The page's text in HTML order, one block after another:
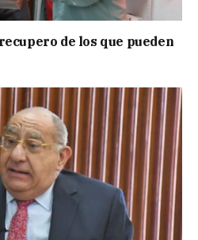
de los que pueden